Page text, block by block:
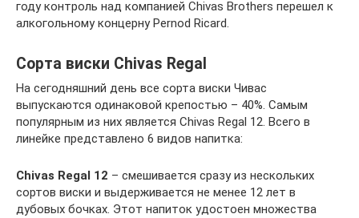
году контроль над компанией Chivas Brothers перешел к
алкогольному концерну Pernod Ricard.
Сорта виски Chivas Regal
На сегодняшний день все сорта виски Чивас
выпускаются одинаковой крепостью – 40%. Самым
популярным из них является Chivas Regal 12. Всего в
линейке представлено 6 видов напитка:
Chivas Regal 12 – смешивается сразу из нескольких
сортов виски и выдерживается не менее 12 лет в
дубовых бочках. Этот напиток удостоен множества